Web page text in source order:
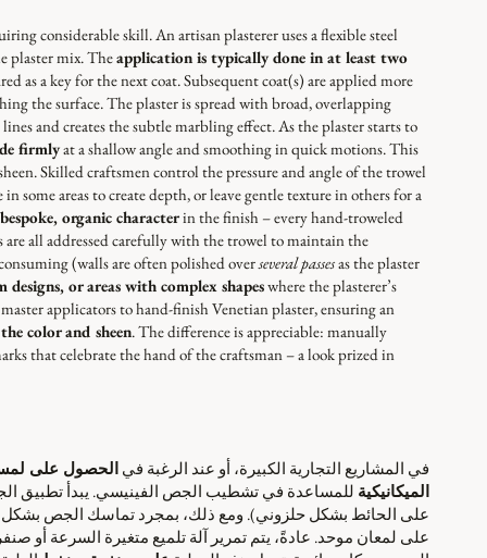
considerable skill. An artisan plasterer uses a flexible steel
plaster mix. Theapplication is typically done in at least two
as a key for the next coat. Subsequent coat(s) are applied more
the surface. The plaster is spread with broad, overlapping
and creates the subtle marbling effect. As the plaster starts to
firmlyat a shallow angle and smoothing in quick motions. This
Skilled craftsmen control the pressure and angle of the trowel
some areas to create depth, or leave gentle texture in others for a
organic characterin the finish – every hand-troweled
all addressed carefully with the trowel to maintain the
(walls are often polished over several passesas the plaster
designs, or areas with complex shapeswhere the plasterer’s
applicators to hand-finish Venetian plaster, ensuring an
color and sheen. The difference is appreciable: manually
that celebrate the hand of the craftsman – a look prized in
في المشاريع التجارية الكبيرة، أو عند الرغبة في الحصول على
الميكانيكية للمساعدة في تشطيب الجص الفينيسي. يبدأ تطبيق
على الحائط بشكل حلزوني). ومع ذلك، بمجرد تماسك الجص بشكل
على لمعان موحد. عادةً، يتم تمرير آلة تلميع متغيرة السرعة أو